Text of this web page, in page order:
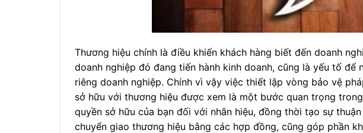
Thương hiệu chính là điều khiến khách hàng biết đến doanh
doanh nghiệp đó đang tiến hành kinh doanh, cũng là yếu tố để
riêng doanh nghiệp. Chính vì vậy việc thiết lập vòng bảo vệ
sở hữu với thương hiệu được xem là một bước quan trọng
quyền sở hữu của bạn đối với nhãn hiệu, đồng thời tạo sự
chuyển giao thương hiệu bằng các hợp đồng, cũng góp phần